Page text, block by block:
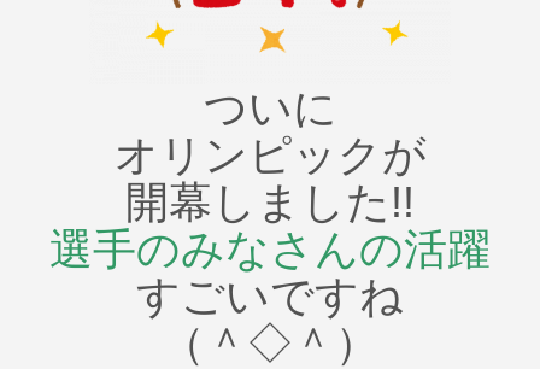
ついに
オリンピックが
開幕しました!!
選手のみなさんの活躍
すごいですね
（＾◇＾）